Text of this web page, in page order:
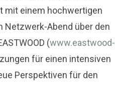
mit einem hochwertigen
Netzwerk-Abend über den
(www.eastwood-
für einen intensiven
Perspektiven für den